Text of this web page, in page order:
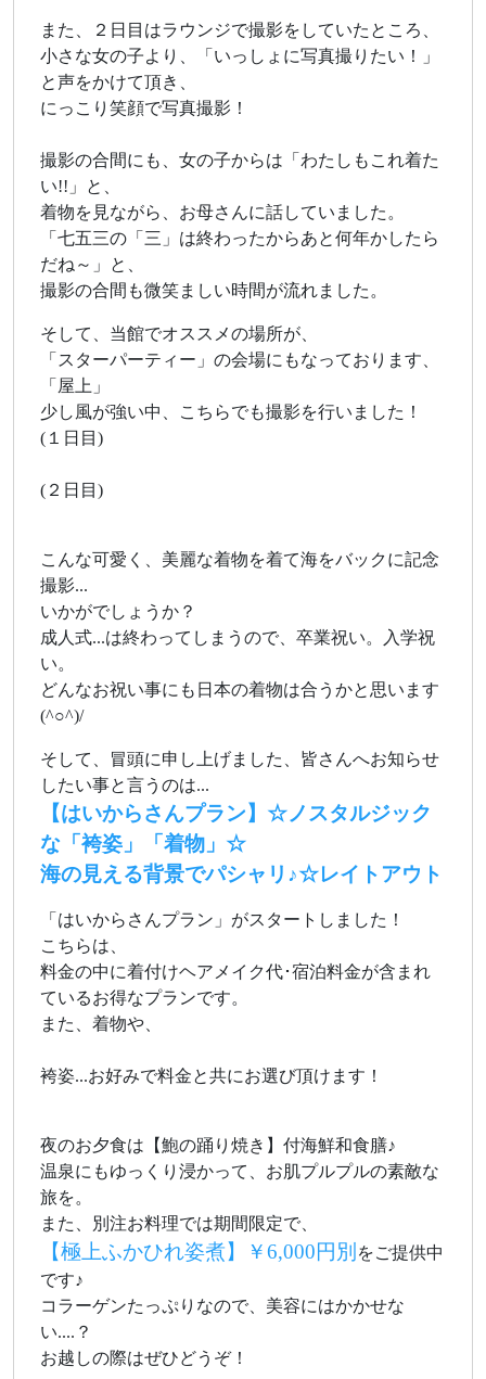
また、２日目はラウンジで撮影をしていたところ、
小さな女の子より、「いっしょに写真撮りたい！」
と声をかけて頂き、
にっこり笑顔で写真撮影！
撮影の合間にも、女の子からは「わたしもこれ着た
い!!」と、
着物を見ながら、お母さんに話していました。
「七五三の「三」は終わったからあと何年かしたら
だね～」と、
撮影の合間も微笑ましい時間が流れました。
そして、当館でオススメの場所が、
「スターパーティー」の会場にもなっております、
「屋上」
少し風が強い中、こちらでも撮影を行いました！
(１日目)
(２日目)
こんな可愛く、美麗な着物を着て海をバックに記念
撮影...
いかがでしょうか？
成人式...は終わってしまうので、卒業祝い。入学祝
い。
どんなお祝い事にも日本の着物は合うかと思います
(^○^)/
そして、冒頭に申し上げました、皆さんへお知らせ
したい事と言うのは...
【はいからさんプラン】☆ノスタルジック
な「袴姿」「着物」☆
海の見える背景でパシャリ♪☆レイトアウト
「はいからさんプラン」がスタートしました！
こちらは、
料金の中に着付けヘアメイク代･宿泊料金が含まれ
ているお得なプランです。
また、着物や、
袴姿...お好みで料金と共にお選び頂けます！
夜のお夕食は【鮑の踊り焼き】付海鮮和食膳♪
温泉にもゆっくり浸かって、お肌プルプルの素敵な
旅を。
また、別注お料理では期間限定で、
【極上ふかひれ姿煮】￥6,000円別 をご提供中
です♪
コラーゲンたっぷりなので、美容にはかかせな
い....？
お越しの際はぜひどうぞ！